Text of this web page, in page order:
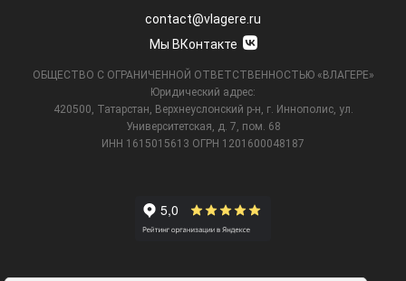
contact@vlagere.ru
Мы ВКонтакте
ОБЩЕСТВО С ОГРАНИЧЕННОЙ ОТВЕТСТВЕННОСТЬЮ «ВЛАГЕРЕ»
Юридический адрес:
420500, Татарстан, Верхнеуслонский р-н, г. Иннополис, ул.
Университетская,
д. 7, пом. 68
ИНН 1615015613 ОГРН 1201600048187